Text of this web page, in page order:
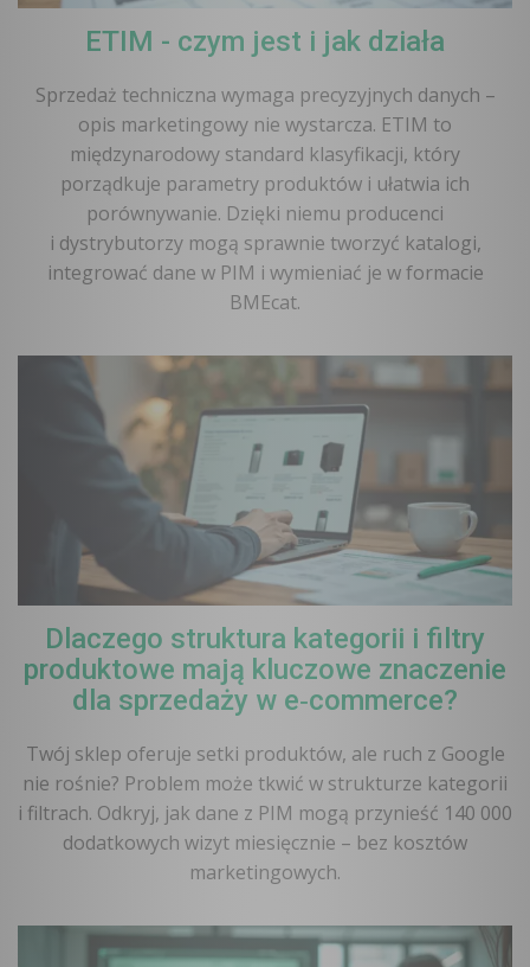
ETIM - czym jest i jak działa
Sprzedaż techniczna wymaga precyzyjnych danych –
opis marketingowy nie wystarcza. ETIM to
międzynarodowy standard klasyfikacji, który
porządkuje parametry produktów i ułatwia ich
porównywanie. Dzięki niemu producenci
i dystrybutorzy mogą sprawnie tworzyć katalogi,
integrować dane w PIM i wymieniać je w formacie
BMEcat.
Dlaczego struktura kategorii i filtry
produktowe mają kluczowe znaczenie
dla sprzedaży w e‑commerce?
Twój sklep oferuje setki produktów, ale ruch z Google
nie rośnie? Problem może tkwić w strukturze kategorii
i filtrach. Odkryj, jak dane z PIM mogą przynieść 140 000
dodatkowych wizyt miesięcznie – bez kosztów
marketingowych.